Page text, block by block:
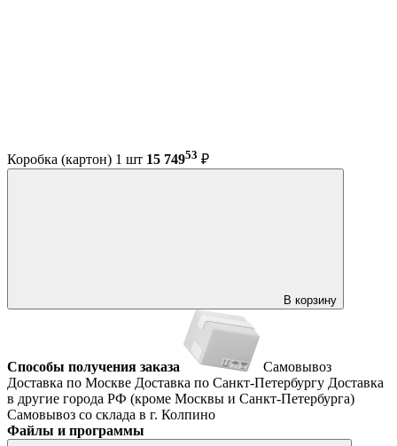
Коробка (картон) 1 шт 15 74953 ₽
В корзину
Способы получения заказа
Самовывоз
Доставка по Москве Доставка по Санкт-Петербургу Доставка
в другие города РФ (кроме Москвы и Санкт-Петербурга)
Самовывоз со склада в г. Колпино
Файлы и программы